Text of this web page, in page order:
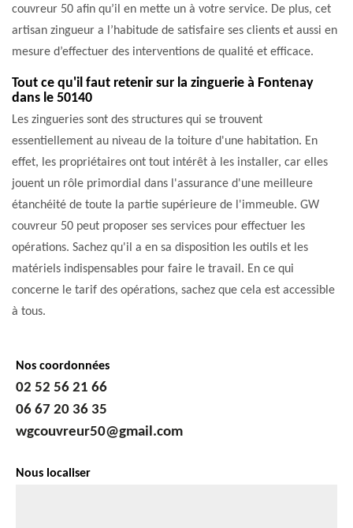
couvreur 50 afin qu’il en mette un à votre service. De plus, cet
artisan zingueur a l’habitude de satisfaire ses clients et aussi en
mesure d’effectuer des interventions de qualité et efficace.
Tout ce qu'il faut retenir sur la zinguerie à Fontenay
dans le 50140
Les zingueries sont des structures qui se trouvent
essentiellement au niveau de la toiture d'une habitation. En
effet, les propriétaires ont tout intérêt à les installer, car elles
jouent un rôle primordial dans l'assurance d'une meilleure
étanchéité de toute la partie supérieure de l'immeuble. GW
couvreur 50 peut proposer ses services pour effectuer les
opérations. Sachez qu'il a en sa disposition les outils et les
matériels indispensables pour faire le travail. En ce qui
concerne le tarif des opérations, sachez que cela est accessible
à tous.
Nos coordonnées
02 52 56 21 66
06 67 20 36 35
wgcouvreur50@gmail.com
Nous localiser